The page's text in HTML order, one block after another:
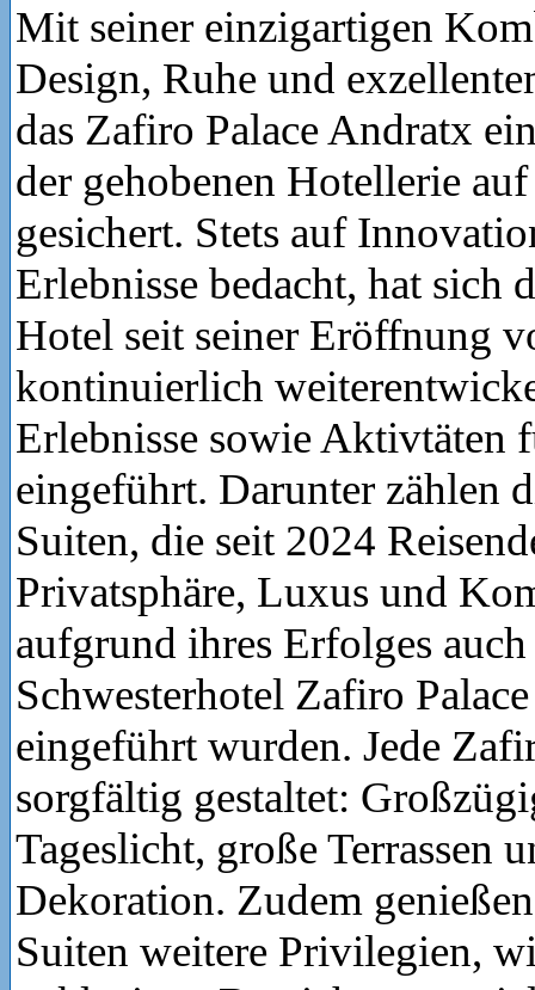
Mit seiner einzigartigen
Design, Ruhe und
das Zafiro Palace Andratx
der gehobenen Hotellerie
gesichert. Stets auf
Erlebnisse bedacht, hat sich
Hotel seit seiner Eröffnung
kontinuierlich
Erlebnisse sowie Aktivtäten
eingeführt. Darunter zählen
Suiten, die seit 2024
Privatsphäre, Luxus und
aufgrund ihres Erfolges
Schwesterhotel Zafiro
eingeführt wurden. Jede
sorgfältig gestaltet:
Tageslicht, große Terrassen
Dekoration. Zudem
Suiten weitere Privilegien,